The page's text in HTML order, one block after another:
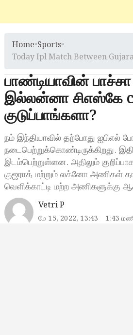
Home»Sports»
Today Ipl Match Between
பாண்டியாவின் பாச்சா
இல்லன்னா சிஎஸ்கே
குடுப்பாங்களா?
நம் இந்தியாவில் தற்போது ஐபிஎல்
நடைபெற்றுக்கொண்டிருக்கிறது.
இடம்பெற்றுள்ளன. அதிலும்
குஜராத் மற்றும் லக்னோ அணிகள்
வெளிக்காட்டி மற்ற அணிகளுக்கு
Vetri P
மே 15, 2022, 13:43 1:43